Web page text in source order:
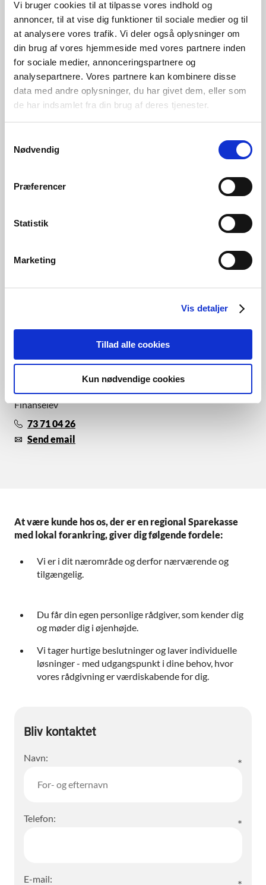
Vi bruger cookies til at tilpasse vores indhold og
annoncer, til at vise dig funktioner til sociale medier og til
at analysere vores trafik. Vi deler også oplysninger om
din brug af vores hjemmeside med vores partnere inden
for sociale medier, annonceringspartnere og
analysepartnere. Vores partnere kan kombinere disse
data med andre oplysninger, du har givet dem, eller som
de har indsamlet fra din brug af deres tjenester.
Nødvendig
Præferencer
Statistik
Marketing
Vis detaljer
Tillad alle cookies
Kun nødvendige cookies
73 71 07 47
Send email
Anders Greisen Nissen
Finanselev
73 71 04 26
Send email
At være kunde hos os, der er en regional Sparekasse
med lokal forankring, giver dig følgende fordele:
Vi er i dit nærområde og derfor nærværende og
tilgængelig.
Du får din egen personlige rådgiver, som kender dig
og møder dig i øjenhøjde.
Vi tager hurtige beslutninger og laver individuelle
løsninger - med udgangspunkt i dine behov, hvor
vores rådgivning er værdiskabende for dig.
Bliv kontaktet
Navn:
Telefon:
E-mail: